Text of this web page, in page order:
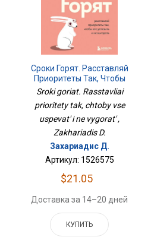
Сроки Горят. Расставляй
Приоритеты Так, Чтобы
Все Успевать И Не
Выгорать
Sroki goriat. Rasstavliai
prioritety tak, chtoby vse
uspevat' i ne vygorat' ,
Zakhariadis D.
Захариадис Д.
Артикул: 1526575
$21.05
Доставка за 14–20 дней
КУПИТЬ